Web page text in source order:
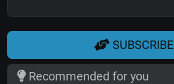
SUBSCRIBE
Recommended for you